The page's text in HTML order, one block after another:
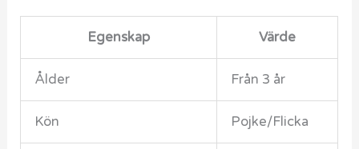
Egenskap Värde
Ålder Från 3 år
Kön Pojke/Flicka